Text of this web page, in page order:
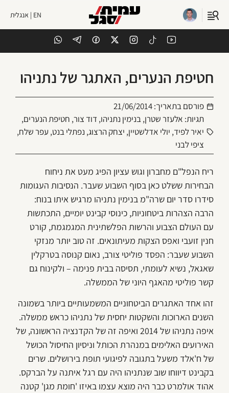
EN | אנגלית
חטיפת הנערים, האתגר של נתניהו
פורסם בתאריך:21/06/2014
תגיות: אלעזר שטרן,בנימין נתניהו, דוד צור, חטיפת הנערים,
יאיר לפיד, יולי אדלשטיין, יצחק הרצוג, נפתלי בנט,עפר שלח,
ציפי לבני
ריח הנפל"ם מחברון וגוש עציון הפיג מעט את ניחוח
הבחירות ששלט כאן בסוף השבוע שעבר. הנסיבות העגומות
סידרו סדר יום שרה"מ בנימין נתניהו מרגיש איתו בנוח:
הרבה הצהרות ביטחוניות, כינוסי קבינט יומיים, התכתשות
עם העולם הצבוע והרשות הפלשתינית המגמגמת, קורט
חנין זועבי ואפס הצקות מעיתונאים. זה טוב יותר מנזקי
השבוע שעבר: הפסד פוליטי צורב, נאום קנוסה בטרקלין
שאגאל, נשיא לעומתי, תסיסה בבית פנימה – ולקינוח גם
קשר פוליטי מהאגף היוני של הממשלה.
זהו אחד האתגרים הביטחוניים המשמעותיים ביותר בשמונה
השנים הארוכות והשקטות יחסית של נתניהו כראש ממשלה.
איפה נתניהו של 2014 ואיפה זה של הקדנציה הראשונה, של
האירועים האלימים במנהרת הכותל וניסיון החיסול הכושל
של ח'אלד משעל בתגובה לפיגועי תופת בירושלים. שרים
בקבינט דיווחו שוב שנתניהו היה עם רגל איתנה על הברקס.
אהוד אולמרט כבר היה מוצא עצמו באיזו 'חומת מגן' קטנה